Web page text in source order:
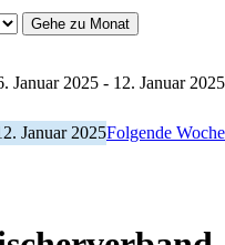
Gehe zu Monat
Januar 2025 - 12. Januar 2025
Januar 2025Folgende Woche